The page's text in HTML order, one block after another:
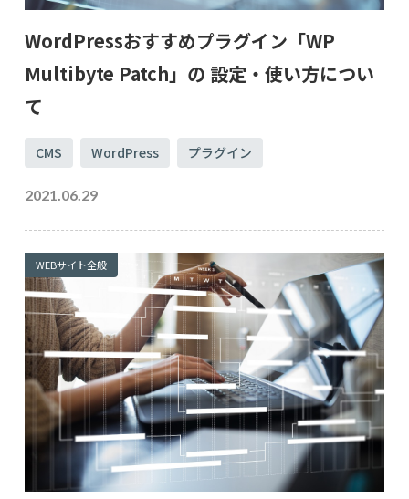
WordPressおすすめプラグイン「WP
Multibyte Patch」の 設定・使い方につい
て
CMS WordPress プラグイン
2021.06.29
WEBサイト全般